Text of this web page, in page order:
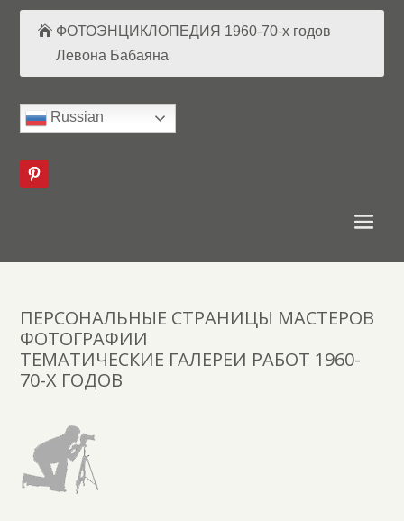
ФОТОЭНЦИКЛОПЕДИЯ 1960-70-х годов
Левона Бабаяна
Russian
ПЕРСОНАЛЬНЫЕ СТРАНИЦЫ МАСТЕРОВ
ФОТОГРАФИИ
ТЕМАТИЧЕСКИЕ ГАЛЕРЕИ РАБОТ 1960-
70-Х ГОДОВ